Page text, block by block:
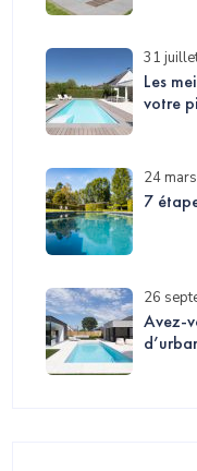
31
Les
votre
24
7
26
Avez-